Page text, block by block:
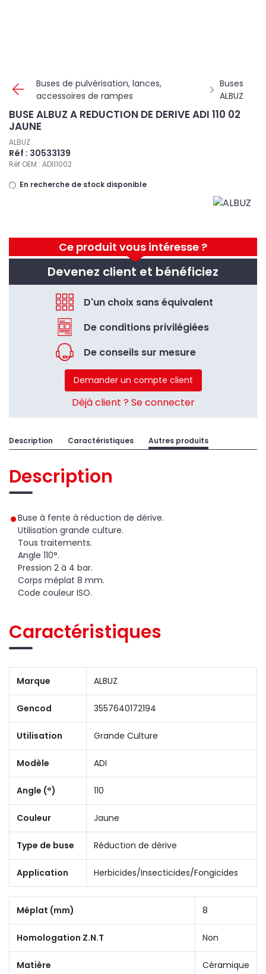
Buses de pulvérisation, lances,
accessoires de rampes
Buses
ALBUZ
Ce produit vous intéresse ?
Devenez client et bénéficiez
D'un choix sans équivalent
De conditions privilégiées
De conseils sur mesure
Demander un compte client
Déjà client ? Se connecter
BUSE ALBUZ A REDUCTION DE DERIVE ADI 110 02
JAUNE
ALBUZ
Réf : 30533139
Réf OEM : ADI11002
En recherche de stock disponible
Description Caractéristiques Autres produits
Description
Buse à fente à réduction de dérive.
Utilisation grande culture.
Tous traitements.
Angle 110°.
Pression 2 à 4 bar.
Corps méplat 8 mm.
Code couleur ISO.
Caractéristiques
Marque ALBUZ
Gencod 3557640172194
Utilisation Grande Culture
Modèle ADI
Angle (°) 110
Couleur Jaune
Type de buse Réduction de dérive
Application Herbicides/Insecticides/Fongicides
Méplat (mm) 8
Homologation Z.N.T Non
Matière Céramique